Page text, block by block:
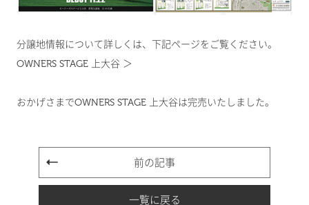
分譲地情報について詳しくは、下記ページをご覧ください。
OWNERS STAGE 上大谷 ＞
おかげさまでOWNERS STAGE 上大谷は完売いたしました。
前の記事
一覧に戻る